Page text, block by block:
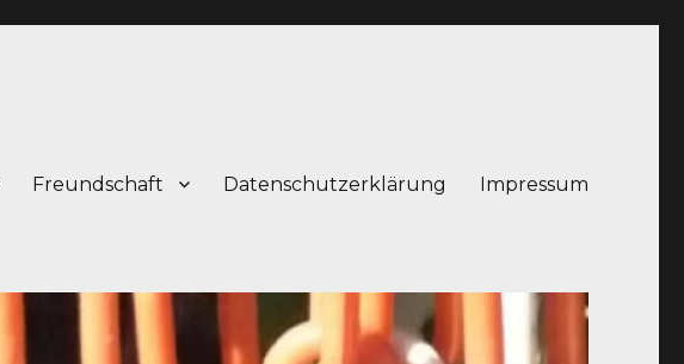
Freundschaft Datenschutzerklärung Impressum